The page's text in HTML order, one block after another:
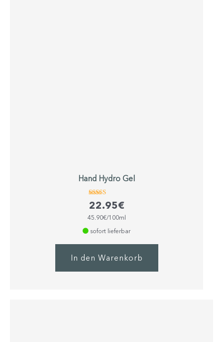
Hand Hydro Gel
Bewertet mit
5.00
von 5
22.95€
45.90€/100ml
sofort lieferbar
In den Warenkorb